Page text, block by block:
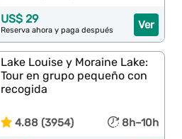
Ver
US$ 29
Reserva ahora y paga después
Lake Louise y Moraine Lake:
Tour en grupo pequeño con
recogida
4.88 (3954) 8h–10h